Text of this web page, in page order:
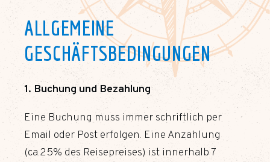
ALLGEMEINE
GESCHÄFTSBEDINGUNGEN
1. Buchung und Bezahlung
Eine Buchung muss immer schriftlich per
Email oder Post erfolgen. Eine Anzahlung
(ca.25% des Reisepreises) ist innerhalb 7